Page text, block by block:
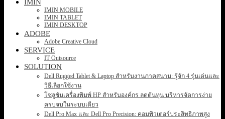
IMIN MOBILE
IMIN TABLET
IMIN DESKTOP
ADOBE
Adobe Creative Cloud
SERVICE
IT Outsource
SOLUTION
Dell Rugged Tablet & Laptop สำหรับงานภาคสนาม: รู้จัก 4 รุ่นเด่นและ
วิธีเลือกใช้งาน
โซลูชันเครื่องพิมพ์ HP สำหรับองค์กร ลดต้นทุน บริหารจัดการง่าย
ครบจบในระบบเดียว
Dell Pro Max และ Dell Pro Precision: คอมพิวเตอร์ประสิทธิภาพสูง